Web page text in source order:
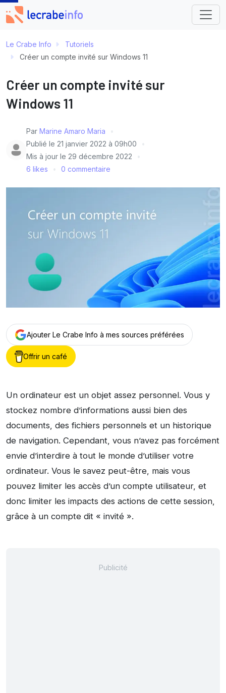
Le Crabe Info
Tutoriels
Créer un compte invité sur Windows 11
Créer un compte invité sur
Windows 11
Par Marine Amaro Maria
Publié le 21 janvier 2022 à 09h00
Mis à jour le 29 décembre 2022
6 likes
0 commentaire
Ajouter Le Crabe Info à mes sources préférées
Offrir un café
Un ordinateur est un objet assez personnel. Vous y
stockez nombre d’informations aussi bien des
documents, des fichiers personnels et un historique
de navigation. Cependant, vous n’avez pas forcément
envie d’interdire à tout le monde d’utiliser votre
ordinateur. Vous le savez peut-être, mais vous
pouvez limiter les accès d’un compte utilisateur, et
donc limiter les impacts des actions de cette session,
grâce à un compte dit « invité ».